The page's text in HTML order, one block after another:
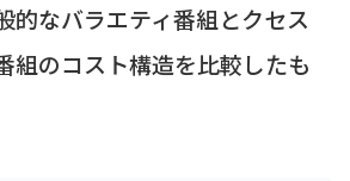
的なバラエティ番組とクセス
組のコスト構造を比較したも